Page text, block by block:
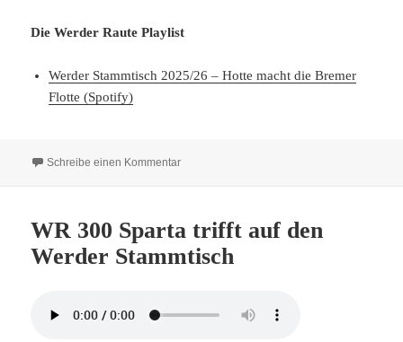
Die Werder Raute Playlist
Werder Stammtisch 2025/26 – Hotte macht die Bremer
Flotte (Spotify)
Schreibe einen Kommentarzu WR301 Der Vize Meister besucht uns am
WR 300 Sparta trifft auf den
Werder Stammtisch